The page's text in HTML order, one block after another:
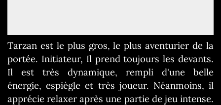
Tarzan est le plus gros, le plus aventurier de la
portée. Initiateur, Il prend toujours les devants.
Il est très dynamique, rempli d'une belle
énergie, espiègle et très joueur. Néanmoins, il
apprécie relaxer après une partie de jeu intense.